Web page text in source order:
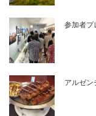
参加者プ
アルゼン